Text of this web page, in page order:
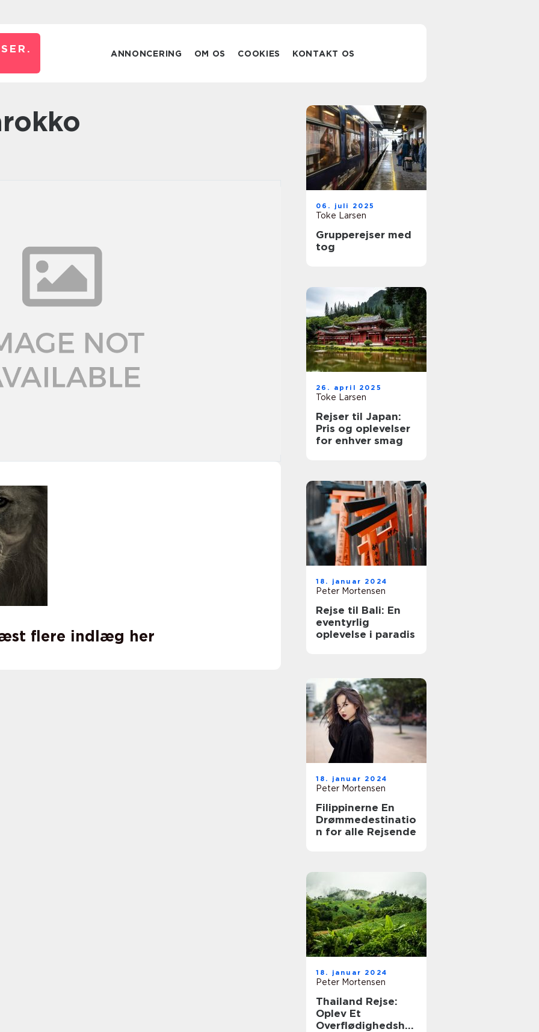
ANNONCERING OM OS COOKIES KONTAKT OS
flere indlæg her
06. juli 2025
Toke Larsen
Grupperejser med
tog
26. april 2025
Toke Larsen
Rejser til Japan:
Pris og oplevelser
for enhver smag
18. januar 2024
Peter Mortensen
Rejse til Bali: En
eventyrlig
oplevelse i paradis
18. januar 2024
Peter Mortensen
Filippinerne En
Drømmedestinatio
n for alle Rejsende
18. januar 2024
Peter Mortensen
Thailand Rejse:
Oplev Et
Overflødighedshor